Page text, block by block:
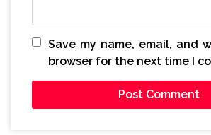
Save my name, email, and
browser for the next time I